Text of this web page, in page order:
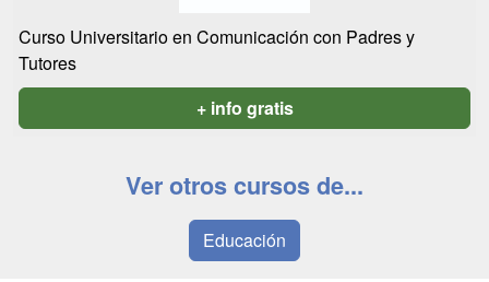
Curso Universitario en Comunicación con Padres y
Tutores
+ info gratis
Ver otros cursos de...
Educación